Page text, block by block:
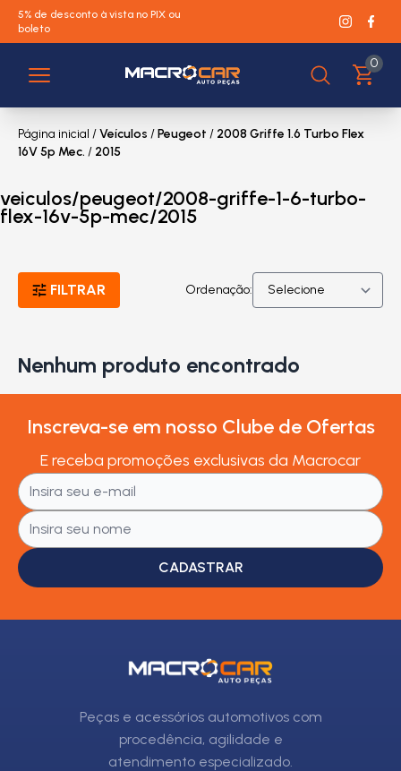
5% de desconto à vista no PIX ou
boleto
0
Página inicial /Veículos /Peugeot / 2008 Griffe 1.6 Turbo Flex
16V 5p Mec. / 2015
veiculos/peugeot/2008-griffe-1-6-turbo-
flex-16v-5p-mec/2015
FILTRAR Ordenação:
Nenhum produto encontrado
Inscreva-se em nosso Clube de Ofertas
E receba promoções exclusivas da Macrocar
CADASTRAR
Peças e acessórios automotivos com
procedência, agilidade e
atendimento especializado.